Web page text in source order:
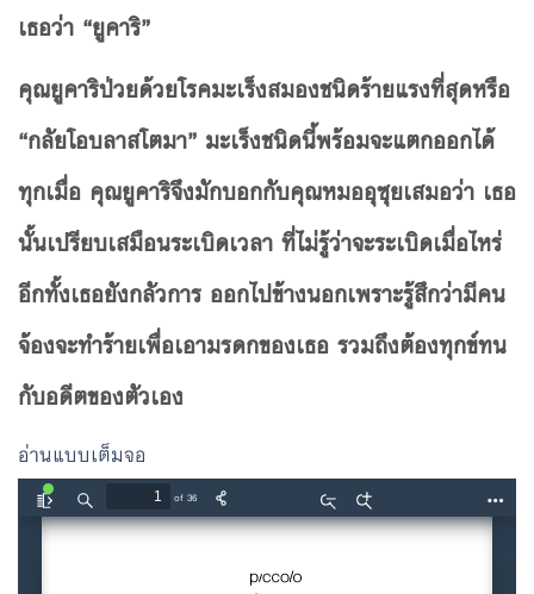
เธอว่า “ยูคาริ”
คุณยูคาริป่วยด้วยโรคมะเร็งสมองชนิดร้ายแรงที่สุดหรือ
“กลัยโอบลาสโตมา” มะเร็งชนิดนี้พร้อมจะแตกออกได้
ทุกเมื่อ คุณยูคาริจึงมักบอกกับคุณหมออุซุยเสมอว่า เธอ
นั้นเปรียบเสมือนระเบิดเวลา ที่ไม่รู้ว่าจะระเบิดเมื่อไหร่
อีกทั้งเธอยังกลัวการ ออกไปข้างนอกเพราะรู้สึกว่ามีคน
จ้องจะทำร้ายเพื่อเอามรดกของเธอ รวมถึงต้องทุกข์ทน
กับอดีตของตัวเอง
อ่านแบบเต็มจอ